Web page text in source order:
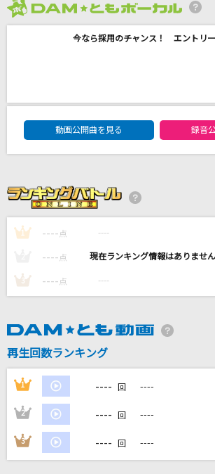
アイノマテリアル
杉山清貴&オメガトライブ
Magia
I
川野夏美
カラオケ最新情報をチェック！
今なら採用のチャンス！ エントリ
DAM★ともボーカルエントリーラン
動画公開曲を見る
録音
1 ---- 点 ----
---- 点 ----
3 ---- 点 ----
再生回数ランキング
1 ---- 回 ----
2 ---- 回 ----
3 ---- 回 ----